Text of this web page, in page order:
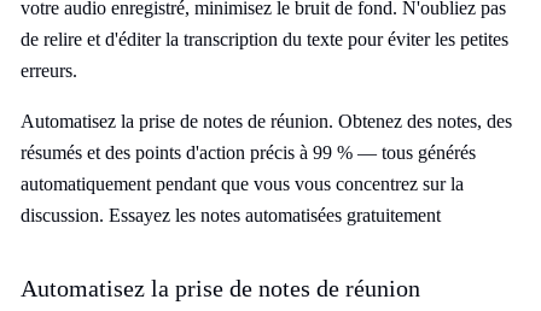
votre audio enregistré, minimisez le bruit de fond. N'oubliez pas
de relire et d'éditer la transcription du texte pour éviter les petites
erreurs.
Automatisez la prise de notes de réunion. Obtenez des notes, des
résumés et des points d'action précis à 99 % — tous générés
automatiquement pendant que vous vous concentrez sur la
discussion. Essayez les notes automatisées gratuitement
Automatisez la prise de notes de réunion